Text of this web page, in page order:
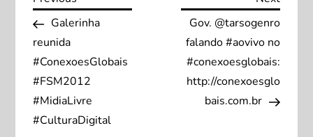
a
v
e
PostGalerinha
reunida
#ConexoesGlobais
#FSM2012
#MidiaLivre
#CulturaDigital
Gov. @tarsogenro
falando #aovivo no
#conexoesglobais:
http://conexoesglo
bais.com.br